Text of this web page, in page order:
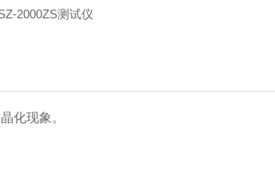
化现象。